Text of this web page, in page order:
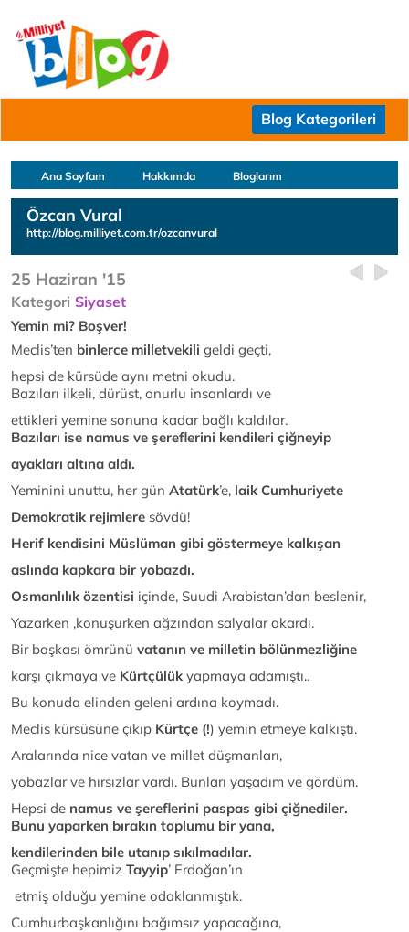
Blog Kategorileri
Ana Sayfam Hakkımda Bloglarım
Özcan Vural
http://blog.milliyet.com.tr/ozcanvural
25 Haziran '15
Kategori Siyaset
Yemin mi? Boşver!
Meclis’ten binlerce milletvekili geldi geçti,
hepsi de kürsüde aynı metni okudu.
Bazıları ilkeli, dürüst, onurlu insanlardı ve
ettikleri yemine sonuna kadar bağlı kaldılar.
Bazıları ise namus ve şereflerini kendileri çiğneyip
ayakları altına aldı.
Yeminini unuttu, her gün Atatürk’e, laik Cumhuriyete
Demokratik rejimlere sövdü!
Herif kendisini Müslüman gibi göstermeye kalkışan
aslında kapkara bir yobazdı.
Osmanlılık özentisi içinde, Suudi Arabistan’dan beslenir,
Yazarken ,konuşurken ağzından salyalar akardı.
Bir başkası ömrünü vatanın ve milletin bölünmezliğine
karşı çıkmaya ve Kürtçülükyapmaya adamıştı..
Bu konuda elinden geleni ardına koymadı.
Meclis kürsüsüne çıkıp Kürtçe (!) yemin etmeye kalkıştı.
Aralarında nice vatan ve millet düşmanları,
yobazlar ve hırsızlar vardı. Bunları yaşadım ve gördüm.
Hepsi de namus ve şereflerini paspas gibi çiğnediler.
Bunu yaparken bırakın toplumu bir yana,
kendilerinden bile utanıp sıkılmadılar.
Geçmişte hepimiz Tayyip’ Erdoğan’ın
etmiş olduğu yemine odaklanmıştık.
Cumhurbaşkanlığını bağımsız yapacağına,